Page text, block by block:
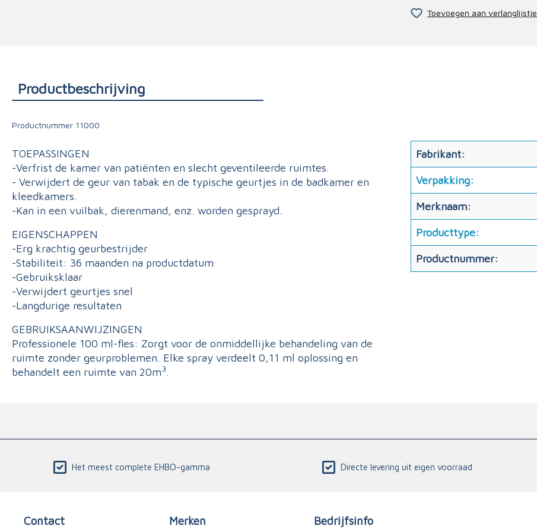
Toevoegen aan verlanglijstje
Productbeschrijving
Productnummer 11000
TOEPASSINGEN
-Verfrist de kamer van patiënten en slecht geventileerde ruimtes.
- Verwijdert de geur van tabak en de typische geurtjes in de badkamer en
kleedkamers.
-Kan in een vuilbak, dierenmand, enz. worden gesprayd.
EIGENSCHAPPEN
-Erg krachtig geurbestrijder
-Stabiliteit: 36 maanden na productdatum
-Gebruiksklaar
-Verwijdert geurtjes snel
-Langdurige resultaten
GEBRUIKSAANWIJZINGEN
Professionele 100 ml-fles: Zorgt voor de onmiddellijke behandeling van de
ruimte zonder geurproblemen. Elke spray verdeelt 0,11 ml oplossing en
behandelt een ruimte van 20m3.
Fabrikant:
Verpakking:
Merknaam:
Producttype:
Productnummer:
Het meest complete EHBO-gamma Directe levering uit eigen voorraad
Contact Merken Bedrijfsinfo